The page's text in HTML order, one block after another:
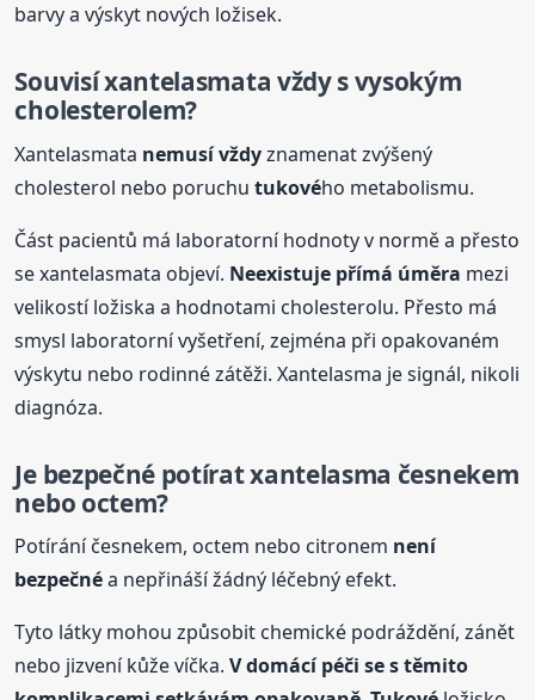
barvy a výskyt nových ložisek.
Souvisí xantelasmata vždy s vysokým
cholesterolem?
Xantelasmata nemusí vždyznamenat zvýšený
cholesterol nebo poruchutukového metabolismu.
Část pacientů má laboratorní hodnoty v normě a přesto
se xantelasmata objeví. Neexistuje přímá úměra mezi
velikostí ložiska a hodnotami cholesterolu. Přesto má
smysl laboratorní vyšetření, zejména při opakovaném
výskytu nebo rodinné zátěži. Xantelasma je signál, nikoli
diagnóza.
Je bezpečné potírat xantelasma česnekem
nebo octem?
Potírání česnekem, octem nebo citronem není
bezpečnéa nepřináší žádný léčebný efekt.
Tyto látky mohou způsobit chemické podráždění, zánět
nebo jizvení kůže víčka.V domácí péči se s těmito